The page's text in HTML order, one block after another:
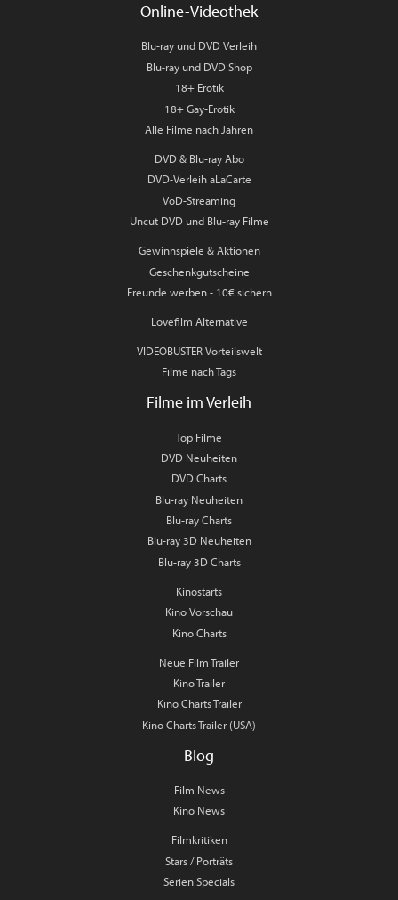
Online-Videothek
Blu-ray und DVD Verleih
Blu-ray und DVD Shop
18+ Erotik
18+ Gay-Erotik
Alle Filme nach Jahren
DVD & Blu-ray Abo
DVD-Verleih aLaCarte
VoD-Streaming
Uncut DVD und Blu-ray Filme
Gewinnspiele & Aktionen
Geschenkgutscheine
Freunde werben - 10€ sichern
Lovefilm Alternative
VIDEOBUSTER Vorteilswelt
Filme nach Tags
Filme im Verleih
Top Filme
DVD Neuheiten
DVD Charts
Blu-ray Neuheiten
Blu-ray Charts
Blu-ray 3D Neuheiten
Blu-ray 3D Charts
Kinostarts
Kino Vorschau
Kino Charts
Neue Film Trailer
Kino Trailer
Kino Charts Trailer
Kino Charts Trailer (USA)
Blog
Film News
Kino News
Filmkritiken
Stars / Porträts
Serien Specials